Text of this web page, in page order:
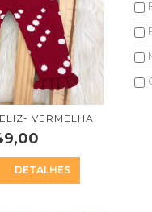
VERMELHA
DETALHES